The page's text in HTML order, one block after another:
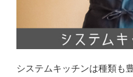
システムキッチンは種類も